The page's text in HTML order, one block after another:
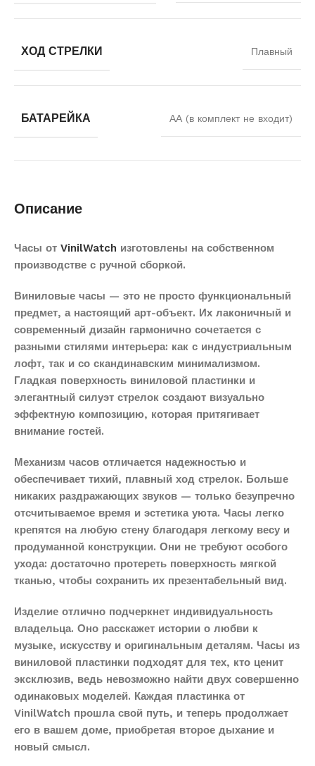
ХОД СТРЕЛКИ Плавный
БАТАРЕЙКА АА (в комплект не входит)
Описание
Часы от VinilWatch изготовлены на собственном
производстве с ручной сборкой.
Виниловые часы — это не просто функциональный
предмет, а настоящий арт-объект. Их лаконичный и
современный дизайн гармонично сочетается с
разными стилями интерьера: как с индустриальным
лофт, так и со скандинавским минимализмом.
Гладкая поверхность виниловой пластинки и
элегантный силуэт стрелок создают визуально
эффектную композицию, которая притягивает
внимание гостей.
Механизм часов отличается надежностью и
обеспечивает тихий, плавный ход стрелок. Больше
никаких раздражающих звуков — только безупречно
отсчитываемое время и эстетика уюта. Часы легко
крепятся на любую стену благодаря легкому весу и
продуманной конструкции. Они не требуют особого
ухода: достаточно протереть поверхность мягкой
тканью, чтобы сохранить их презентабельный вид.
Изделие отлично подчеркнет индивидуальность
владельца. Оно расскажет истории о любви к
музыке, искусству и оригинальным деталям. Часы из
виниловой пластинки подходят для тех, кто ценит
эксклюзив, ведь невозможно найти двух совершенно
одинаковых моделей. Каждая пластинка от
VinilWatch прошла свой путь, и теперь продолжает
его в вашем доме, приобретая второе дыхание и
новый смысл.